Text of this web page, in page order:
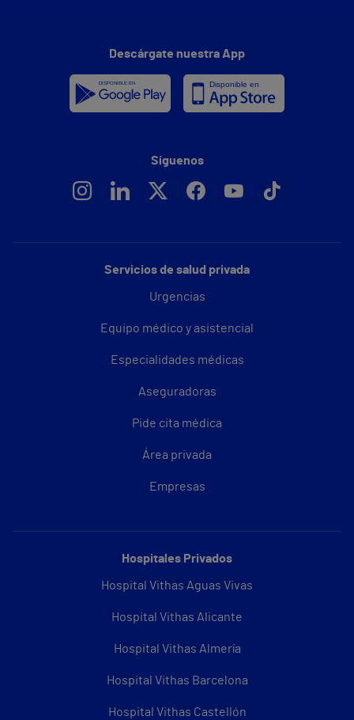
Servicios de salud privada
Urgencias
Equipo médico y asistencial
Especialidades médicas
Aseguradoras
Pide cita médica
Área privada
Empresas
Hospitales Privados
Hospital Vithas Aguas Vivas
Hospital Vithas Alicante
Hospital Vithas Almería
Hospital Vithas Barcelona
Hospital Vithas Castellón
Descárgate nuestra App
Síguenos